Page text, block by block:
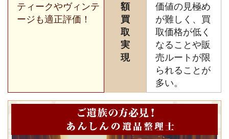
ティークやヴィンテ
ージも適正評価！
額
買
取
実
現
価値の見極め
が難しく、買
取価格が低く
なることや販
売ルートが限
られることが
多い。